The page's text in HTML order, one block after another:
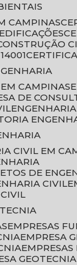
CAMPINAS
CAMPINAS
DE
CIVIL EM
DE
CIVIL
EMPRESAS
EMPRESA
GEOTECNIA